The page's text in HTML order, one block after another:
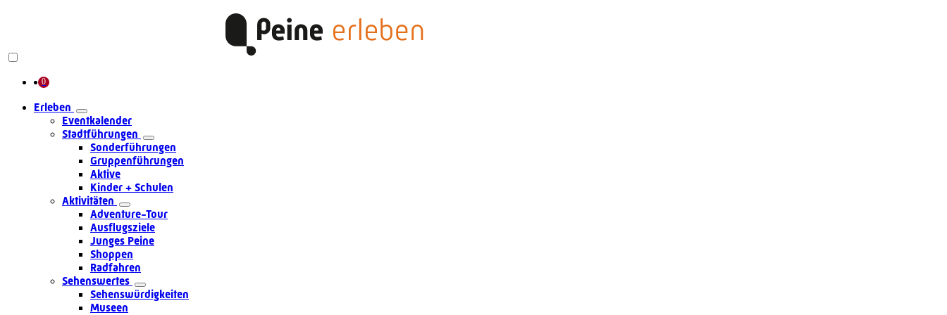
Erleben
Eventkalender
Stadtführungen
Sonderführungen
Gruppenführungen
Aktive
Kinder + Schulen
Aktivitäten
Adventure-Tour
Ausflugsziele
Junges Peine
Shoppen
Radfahren
Sehenswertes
Sehenswürdigkeiten
Museen